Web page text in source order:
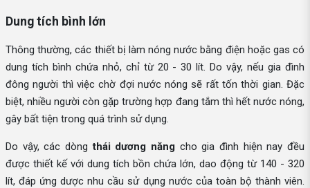
Dung tích bình lớn
Thông thường, các thiết bị làm nóng nước bằng điện hoặc gas có
dung tích bình chứa nhỏ, chỉ từ 20 - 30 lít. Do vậy, nếu gia đình
đông người thì việc chờ đợi nước nóng sẽ rất tốn thời gian. Đặc
biệt, nhiều người còn gặp trường hợp đang tắm thì hết nước nóng,
gây bất tiện trong quá trình sử dụng.
Do vậy, các dòngthái dương năng cho gia đình hiện nay đều
được thiết kế với dung tích bồn chứa lớn, dao động từ 140 - 320
lít, đáp ứng dược nhu cầu sử dụng nước của toàn bộ thành viên.